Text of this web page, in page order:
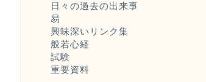
日々の過去の出来事
易
興味深いリンク集
般若心経
試験
重要資料